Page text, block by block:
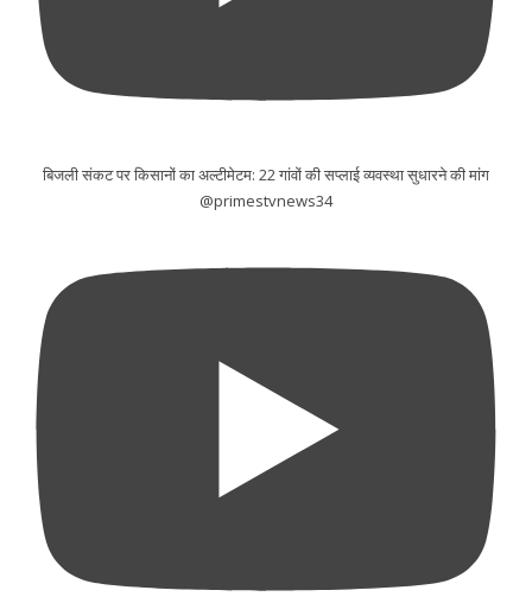
बिजली संकट पर किसानों का अल्टीमेटम: 22 गांवों की सप्लाई व्यवस्था सुधारने की मांग
@primestvnews34